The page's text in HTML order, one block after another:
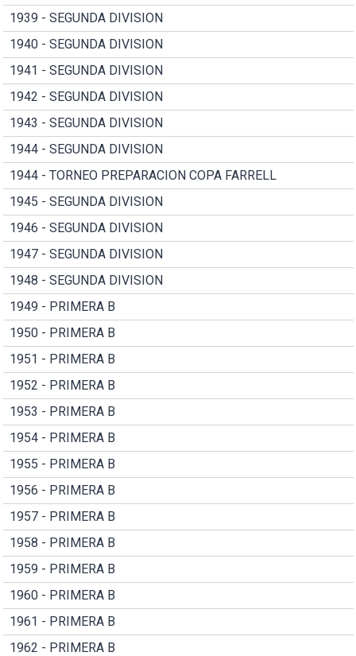
1939 - SEGUNDA DIVISION
1940 - SEGUNDA DIVISION
1941 - SEGUNDA DIVISION
1942 - SEGUNDA DIVISION
1943 - SEGUNDA DIVISION
1944 - SEGUNDA DIVISION
1944 - TORNEO PREPARACION COPA FARRELL
1945 - SEGUNDA DIVISION
1946 - SEGUNDA DIVISION
1947 - SEGUNDA DIVISION
1948 - SEGUNDA DIVISION
1949 - PRIMERA B
1950 - PRIMERA B
1951 - PRIMERA B
1952 - PRIMERA B
1953 - PRIMERA B
1954 - PRIMERA B
1955 - PRIMERA B
1956 - PRIMERA B
1957 - PRIMERA B
1958 - PRIMERA B
1959 - PRIMERA B
1960 - PRIMERA B
1961 - PRIMERA B
1962 - PRIMERA B